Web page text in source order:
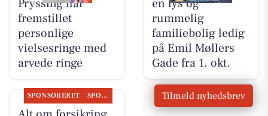
Pryssing har
fremstillet
personlige
vielsesringe med
arvede ringe
en lys og
rummelig
familiebolig ledig
på Emil Møllers
Gade fra 1. okt.
SPONSORERET SPONSORERET INDHOLD Tilmeld nyhedsbrev